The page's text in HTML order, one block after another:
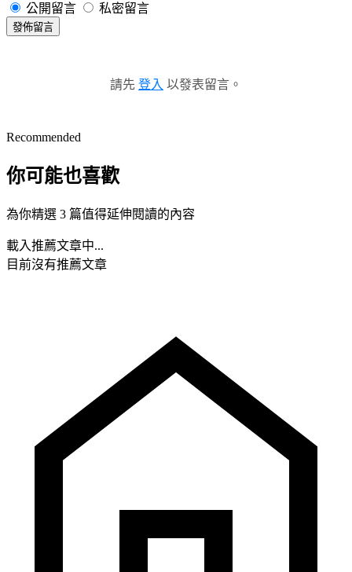
公開留言 私密留言
發佈留言
請先 登入 以發表留言。
Recommended
你可能也喜歡
為你精選 3 篇值得延伸閱讀的內容
載入推薦文章中...
目前沒有推薦文章